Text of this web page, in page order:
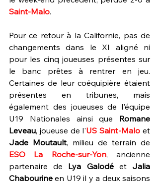
Saint-Malo.
Pour ce retour à la Californie, pas de
changements dans le XI aligné ni
pour les cinq joueuses présentes sur
le banc prêtes à rentrer en jeu.
Certaines de leur coéquipière étaient
présentes en tribunes, mais
également des joueuses de l'équipe
U19 Nationales ainsi que Romane
Leveau, joueuse de l'US Saint-Malo
Jade Moutault
ESO La Roche-sur-Yon, ancienne
partenaire de Lya Galodé et Jalia
Chabourine en U19 il y a deux saisons